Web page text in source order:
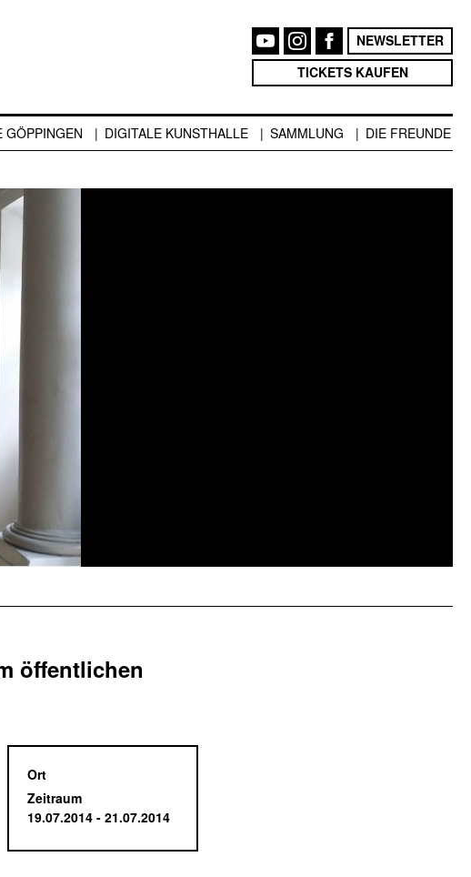
NEWSLETTER
TICKETS KAUFEN
GÖPPINGEN DIGITALE KUNSTHALLE SAMMLUNG
DIE FREUNDE
öffentlichen
Ort
Zeitraum
19.07.2014 - 21.07.2014